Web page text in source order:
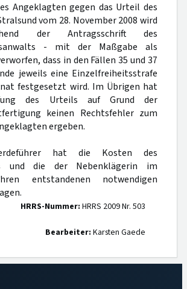
Angeklagten gegen das Urteil des
vom 28. November 2008 wird
der Antragsschrift des
- mit der Maßgabe als
dass in den Fällen 35 und 37
jeweils eine Einzelfreiheitsstrafe
festgesetzt wird. Im Übrigen hat
des Urteils auf Grund der
keinen Rechtsfehler zum
ergeben.
hat die Kosten des
und die der Nebenklägerin im
entstandenen notwendigen
HRRS-Nummer: HRRS 2009 Nr. 503
Bearbeiter: Karsten Gaede